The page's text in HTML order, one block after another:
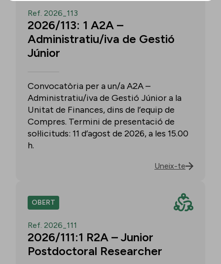
Ref. 2026_113
2026/113: 1 A2A –
Administratiu/iva de Gestió
Júnior
Convocatòria per a un/a A2A –
Administratiu/iva de Gestió Júnior a la
Unitat de Finances, dins de l’equip de
Compres. Termini de presentació de
sol·licituds: 11 d’agost de 2026, a les 15.00
h.
Uneix-te
OBERT
Ref. 2026_111
2026/111:1 R2A – Junior
Postdoctoral Researcher